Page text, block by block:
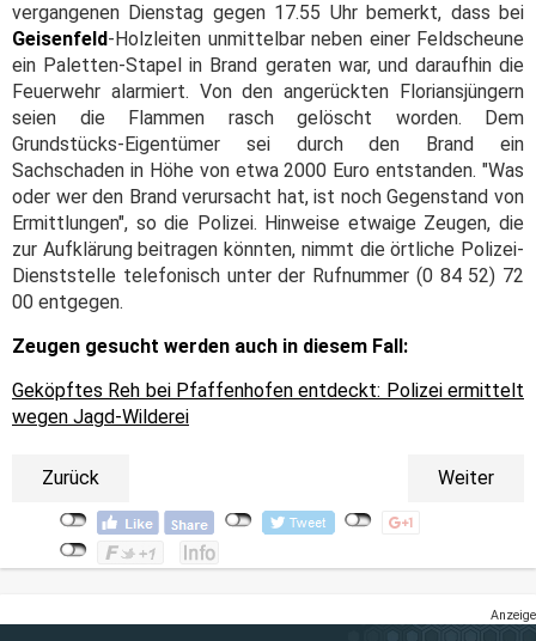
vergangenen Dienstag gegen 17.55 Uhr bemerkt, dass bei
Geisenfeld-Holzleiten unmittelbar neben einer Feldscheune
ein Paletten-Stapel in Brand geraten war, und daraufhin die
Feuerwehr alarmiert. Von den angerückten Floriansjüngern
seien die Flammen rasch gelöscht worden. Dem
Grundstücks-Eigentümer sei durch den Brand ein
Sachschaden in Höhe von etwa 2000 Euro entstanden. "Was
oder wer den Brand verursacht hat, ist noch Gegenstand von
Ermittlungen", so die Polizei. Hinweise etwaige Zeugen, die
zur Aufklärung beitragen könnten, nimmt die örtliche Polizei-
Dienststelle telefonisch unter der Rufnummer (0 84 52) 72
00 entgegen.
Zeugen gesucht werden auch in diesem Fall:
Geköpftes Reh bei Pfaffenhofen entdeckt: Polizei ermittelt
wegen Jagd-Wilderei
Zurück Weiter
Anzeige